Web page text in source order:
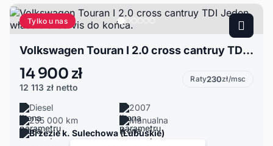
Tylko u nas
Volkswagen Touran I 2.0 cross cantruy TDI Jeden właściciel servis do końca.
14 900 zł
12 113 zł netto
Raty230zł/msc
Diesel
2007
255 000 km
Manualna
Brzezie k. Sulechowa (Lubuskie)